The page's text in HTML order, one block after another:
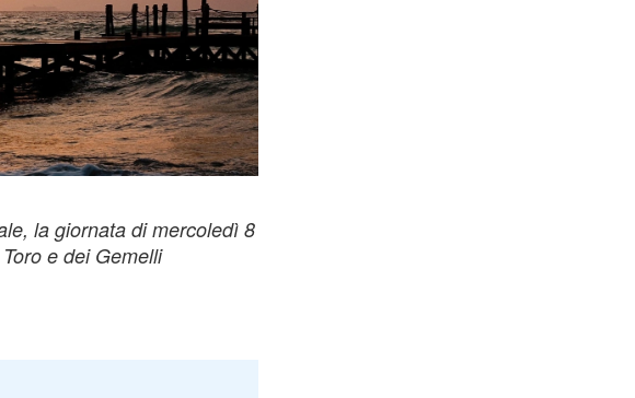
la giornata di mercoledì 8
e dei Gemelli